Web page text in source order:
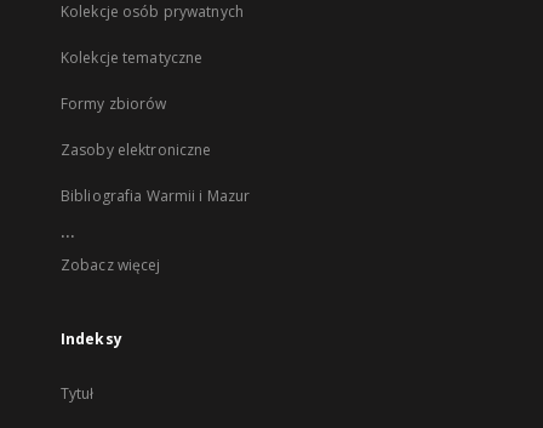
Kolekcje osób prywatnych
Kolekcje tematyczne
Formy zbiorów
Zasoby elektroniczne
Bibliografia Warmii i Mazur
...
Zobacz więcej
Indeksy
Tytuł